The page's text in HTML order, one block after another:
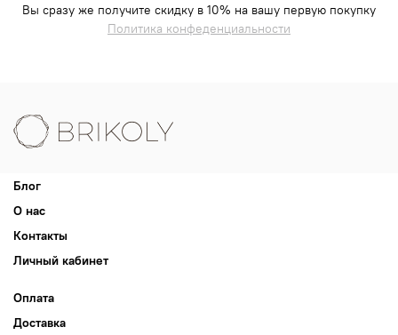
Вы сразу же получите скидку в 10% на вашу первую покупку
Политика конфеденциальности
Блог
О нас
Контакты
Личный кабинет
Оплата
Доставка